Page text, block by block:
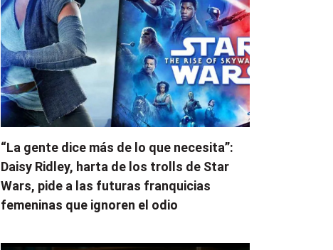
“La gente dice más de lo que necesita”:
Daisy Ridley, harta de los trolls de Star
Wars, pide a las futuras franquicias
femeninas que ignoren el odio